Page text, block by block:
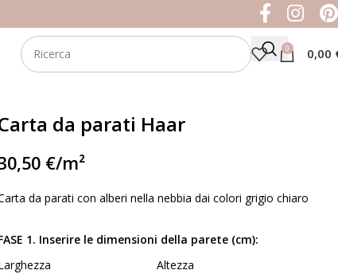
0 0,00
da parati Haar
€/m²
da parati con alberi nella nebbia dai colori grigio chiaro
1. Inserire le dimensioni della parete (cm):
Altezza